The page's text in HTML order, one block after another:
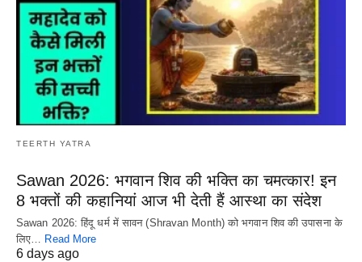
TEERTH YATRA
Sawan 2026: भगवान शिव की भक्ति का चमत्कार! इन
8 भक्तों की कहानियां आज भी देती हैं आस्था का संदेश
Sawan 2026: हिंदू धर्म में सावन (Shravan Month) को भगवान शिव की उपासना के
लिए… Read More
6 days ago